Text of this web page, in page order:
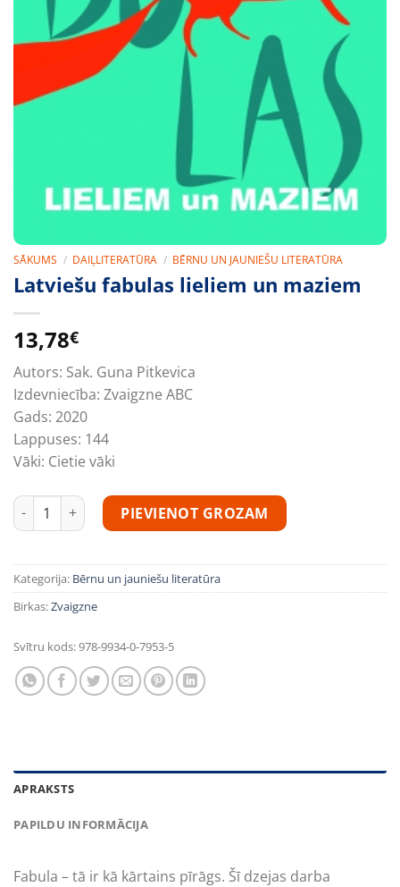
SĀKUMS / DAIĻLITERATŪRA / BĒRNU UN JAUNIEŠU LITERATŪRA
Latviešu fabulas lieliem un maziem
13,78€
Autors: Sak. Guna Pitkevica
Izdevniecība: Zvaigzne ABC
Gads: 2020
Lappuses: 144
Vāki: Cietie vāki
Latviešu fabulas lieliem un maziem daudzums
PIEVIENOT GROZAM
Kategorija: Bērnu un jauniešu literatūra
Birkas:Zvaigzne
Svītru kods:978-9934-0-7953-5
APRAKSTS
PAPILDU INFORMĀCIJA
Fabula – tā ir kā kārtains pīrāgs. Šī dzejas darba